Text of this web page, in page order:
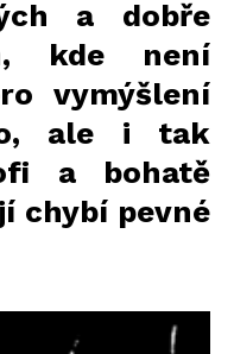
a dobře
kde není
vymýšlení
ale i tak
a bohatě
chybí pevné